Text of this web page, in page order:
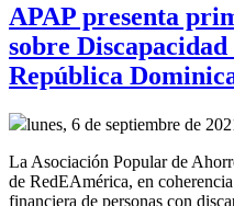
APAP presenta
sobre Discapacidad
República
lunes, 6 de septiembre de
La Asociación Popular de
de RedEAmérica, en
financiera de personas con